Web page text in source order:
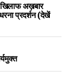
खिलाफ अख़बार
प्रदर्शन (देखें